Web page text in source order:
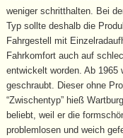
weniger schritthalten. Bei
Typ sollte deshalb die
Fahrgestell mit
Fahrkomfort auch auf
entwickelt worden. Ab 1965
geschraubt. Dieser ohne
“Zwischentyp” hieß
beliebt, weil er die
problemlosen und weich